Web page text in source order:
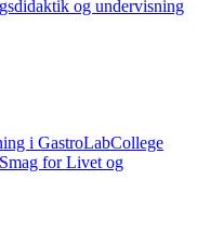
og undervisning
i GastroLabCollege
for Livet og